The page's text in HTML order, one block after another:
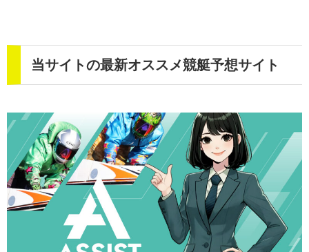
当サイトの最新オススメ競艇予想サイト